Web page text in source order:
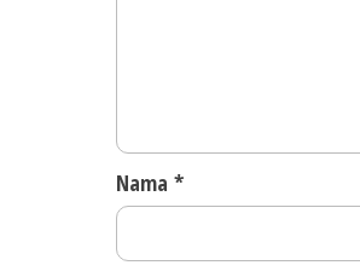
Nama *